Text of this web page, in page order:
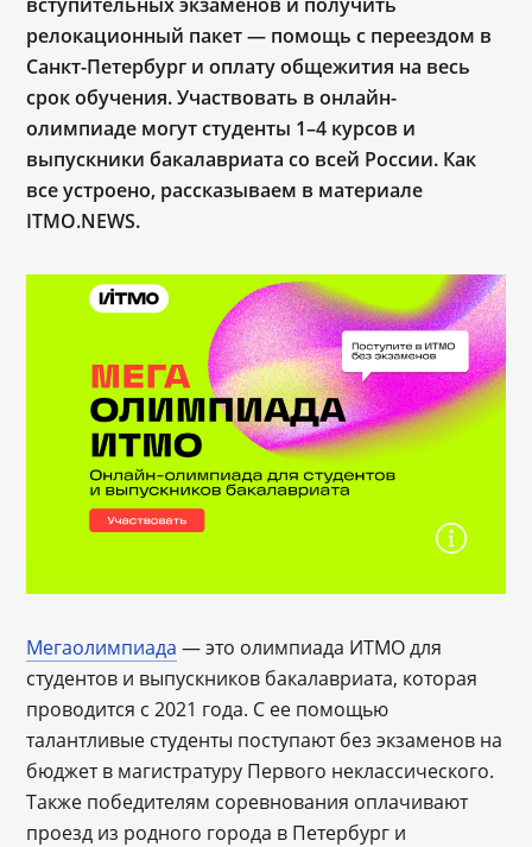
релокационный пакет — помощь с переездом в
Санкт-Петербург и оплату общежития на весь
срок обучения. Участвовать в онлайн-
олимпиаде могут студенты 1–4 курсов и
выпускники бакалавриата со всей России. Как
все устроено, рассказываем в материале
ITMO.NEWS.
Мегаолимпиада — это олимпиада ИТМО для
студентов и выпускников бакалавриата, которая
проводится с 2021 года. С ее помощью
талантливые студенты поступают без экзаменов на
бюджет в магистратуру Первого неклассического.
Также победителям соревнования оплачивают
проезд из родного города в Петербург и